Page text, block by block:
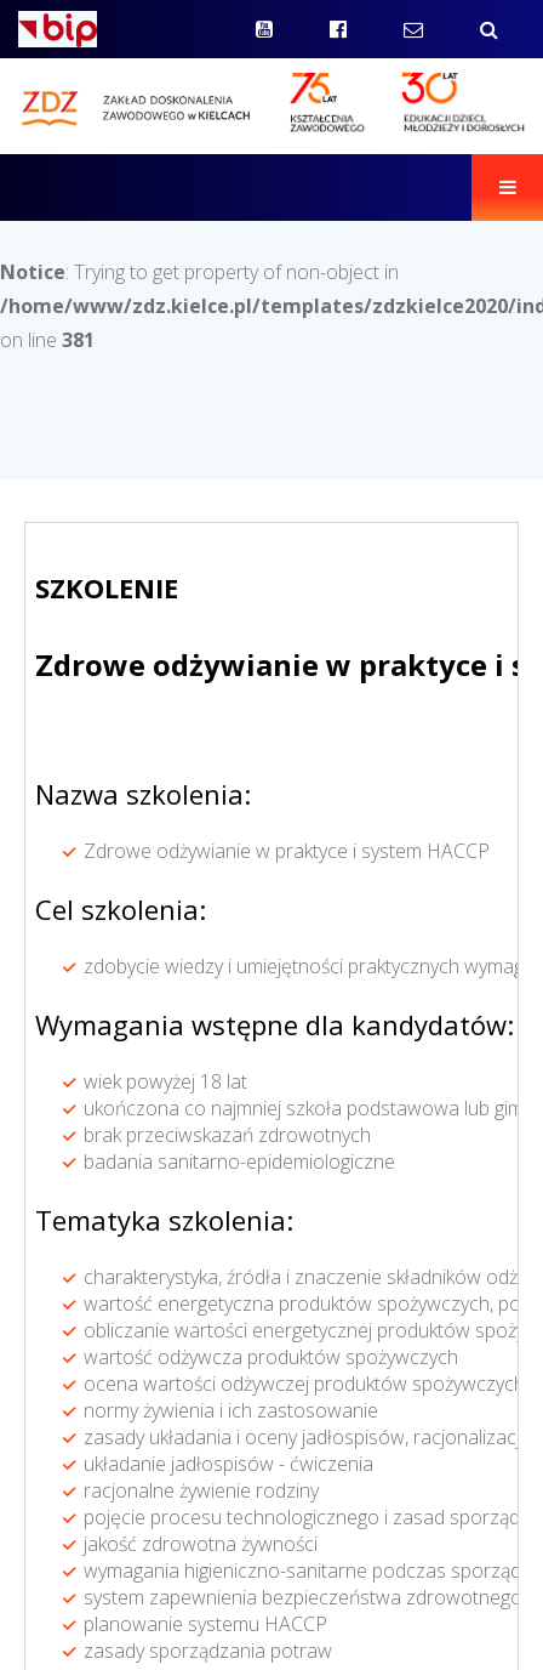
Notice: Trying to get property of non-object in
/home/www/zdz.kielce.pl/templates/zdzkielce2020/
on line 381
SZKOLENIE
Zdrowe odżywianie w praktyce i
Nazwa szkolenia:
Zdrowe odżywianie w praktyce i system HACCP
Cel szkolenia:
zdobycie wiedzy i umiejętności praktycznych
Wymagania wstępne dla kandydatów:
wiek powyżej 18 lat
ukończona co najmniej szkoła podstawowa lub
brak przeciwskazań zdrowotnych
badania sanitarno-epidemiologiczne
Tematyka szkolenia:
charakterystyka, źródła i znaczenie składników
wartość energetyczna produktów spożywczych,
obliczanie wartości energetycznej produktów
wartość odżywcza produktów spożywczych
ocena wartości odżywczej produktów spożywczych
normy żywienia i ich zastosowanie
zasady układania i oceny jadłospisów, racjonalizacja
układanie jadłospisów - ćwiczenia
racjonalne żywienie rodziny
pojęcie procesu technologicznego i zasad
jakość zdrowotna żywności
wymagania higieniczno-sanitarne podczas
system zapewnienia bezpieczeństwa zdrowotnego
planowanie systemu HACCP
zasady sporządzania potraw